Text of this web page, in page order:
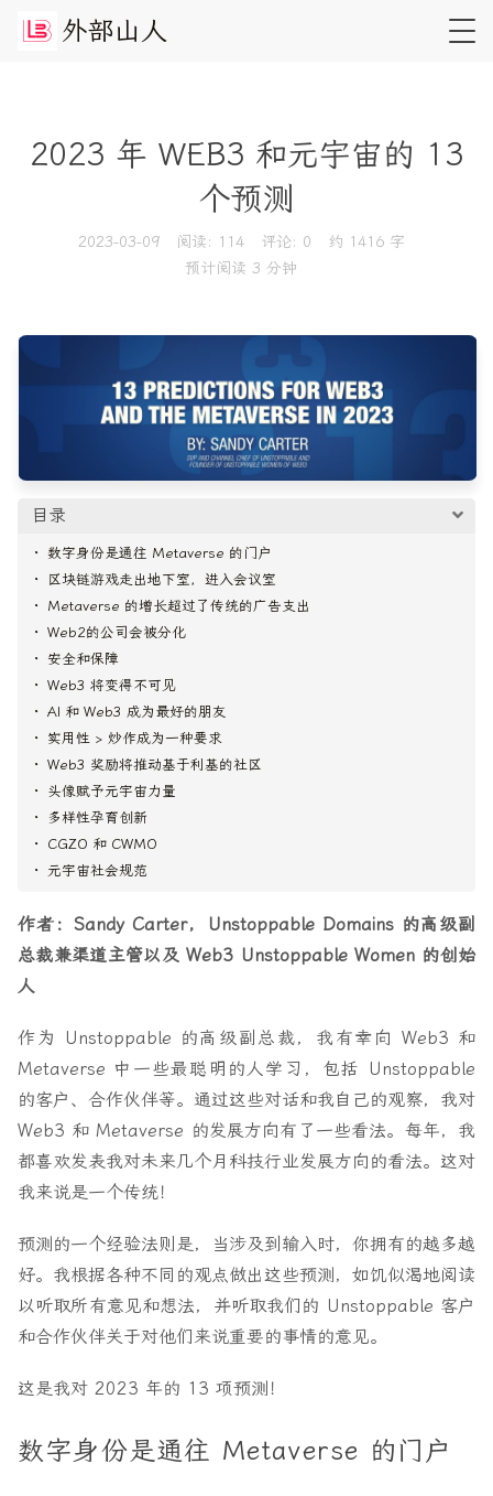
外部山 人
2023 年 WEB3 和元宇宙的 13
个预测
2023-03-09 阅读: 114 评论: 0
约 1416 字
预计阅读 3 分钟
目录
数字身份是通往 Metaverse 的门户
区块链游戏走出地下室，进入会议室
Metaverse 的增长超过了传统的广告支出
Web2的公司会被分化
安全和保障
Web3 将变得不可见
AI 和 Web3 成为最好的朋友
实用性 > 炒作成为一种要求
Web3 奖励将推动基于利基的社区
头像赋予元宇宙力量
多样性孕育创新
CGZO 和 CWMO
元宇宙社会规范
作者：Sandy Carter，Unstoppable Domains 的高级副
总裁兼渠道主管以及 Web3 Unstoppable Women 的创始
人
作为 Unstoppable 的高级副总裁，我有幸向 Web3 和
Metaverse 中一些最聪明的人学习，包括 Unstoppable
的客户、合作伙伴等。通过这些对话和我自己的观察，我对
Web3 和 Metaverse 的发展方向有了一些看法。每年，我
都喜欢发表我对未来几个月科技行业发展方向的看法。这对
我来说是一个传统！
预测的一个经验法则是，当涉及到输入时，你拥有的越多越
好。我根据各种不同的观点做出这些预测，如饥似渴地阅读
以听取所有意见和想法，并听取我们的 Unstoppable 客户
和合作伙伴关于对他们来说重要的事情的意见。
这是我对 2023 年的 13 项预测！
数字身份是通往 Metaverse 的门户